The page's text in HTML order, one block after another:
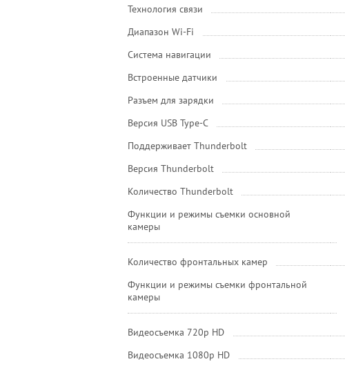
Технология связи
Диапазон Wi-Fi
Система навигации
Встроенные датчики
Разъем для зарядки
Версия USB Type-C
Поддерживает Thunderbolt
Версия Thunderbolt
Количество Thunderbolt
Функции и режимы съемки основной
камеры
Количество фронтальных камер
Функции и режимы съемки фронтальной
камеры
Видеосъемка 720p HD
Видеосъемка 1080p HD